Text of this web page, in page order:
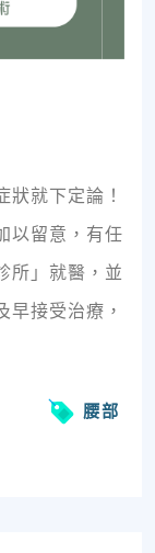
狀就下定論！
以留意，有任
所」就醫，並
早接受治療，
腰部